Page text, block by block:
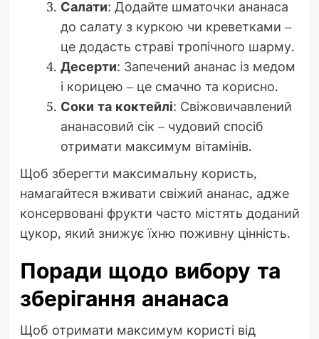
Салати: Додайте шматочки ананаса
до салату з куркою чи креветками –
це додасть страві тропічного шарму.
Десерти: Запечений ананас із медом
і корицею – це смачно та корисно.
Соки та коктейлі: Свіжовичавлений
ананасовий сік – чудовий спосіб
отримати максимум вітамінів.
Щоб зберегти максимальну користь,
намагайтеся вживати свіжий ананас, адже
консервовані фрукти часто містять доданий
цукор, який знижує їхню поживну цінність.
Поради щодо вибору та
зберігання ананаса
Щоб отримати максимум користі від